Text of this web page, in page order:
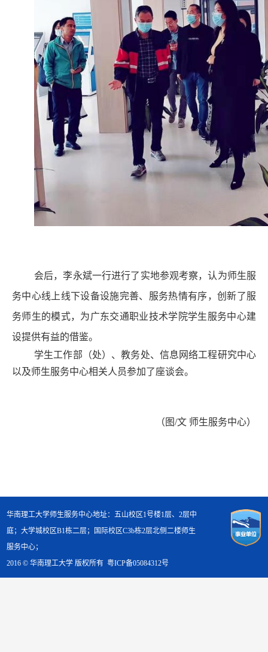
会后，李永斌一行进行了实地参观考察，认为师生服
务中心线上线下设备设施完善、服务热情有序，创新了服
务师生的模式，为广东交通职业技术学院学生服务中心建
设提供有益的借鉴。
学生工作部（处）、教务处、信息网络工程研究中心
以及师生服务中心相关人员参加了座谈会。
（图/文 师生服务中心）
华南理工大学师生服务中心地址：五山校区1号楼1层、2层中
庭；大学城校区B1栋二层；国际校区C3b栋2层北侧二楼师生
服务中心；
2016 © 华南理工大学 版权所有粤ICP备05084312号